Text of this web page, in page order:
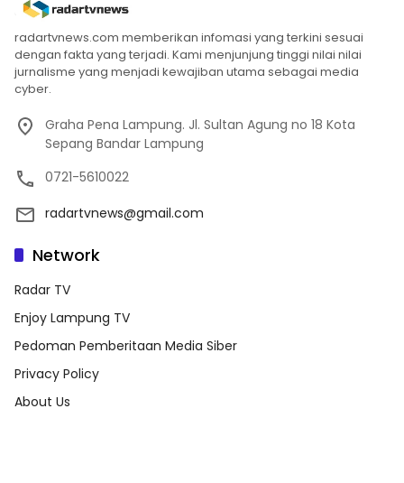
radartvnews.com memberikan infomasi yang terkini sesuai
dengan fakta yang terjadi. Kami menjunjung tinggi nilai nilai
jurnalisme yang menjadi kewajiban utama sebagai media
cyber.
Graha Pena Lampung. Jl. Sultan Agung no 18 Kota
Sepang Bandar Lampung
0721-5610022
radartvnews@gmail.com
Network
Radar TV
Enjoy Lampung TV
Pedoman Pemberitaan Media Siber
Privacy Policy
About Us